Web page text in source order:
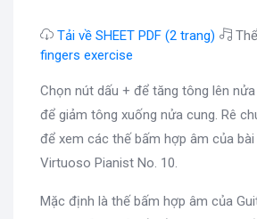
Tải về SHEET PDF (2 trang)
fingers exercise
Chọn nút dấu + để tăng tông lên
để giảm tông xuống nửa cung. Rê
để xem các thế bấm hợp âm của
Virtuoso Pianist No. 10.
Mặc định là thế bấm hợp âm của